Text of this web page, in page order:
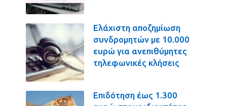
Ελάχιστη αποζημίωση
συνδρομητών με 10.000
ευρώ για ανεπιθύμητες
τηλεφωνικές κλήσεις
Επιδότηση έως 1.300